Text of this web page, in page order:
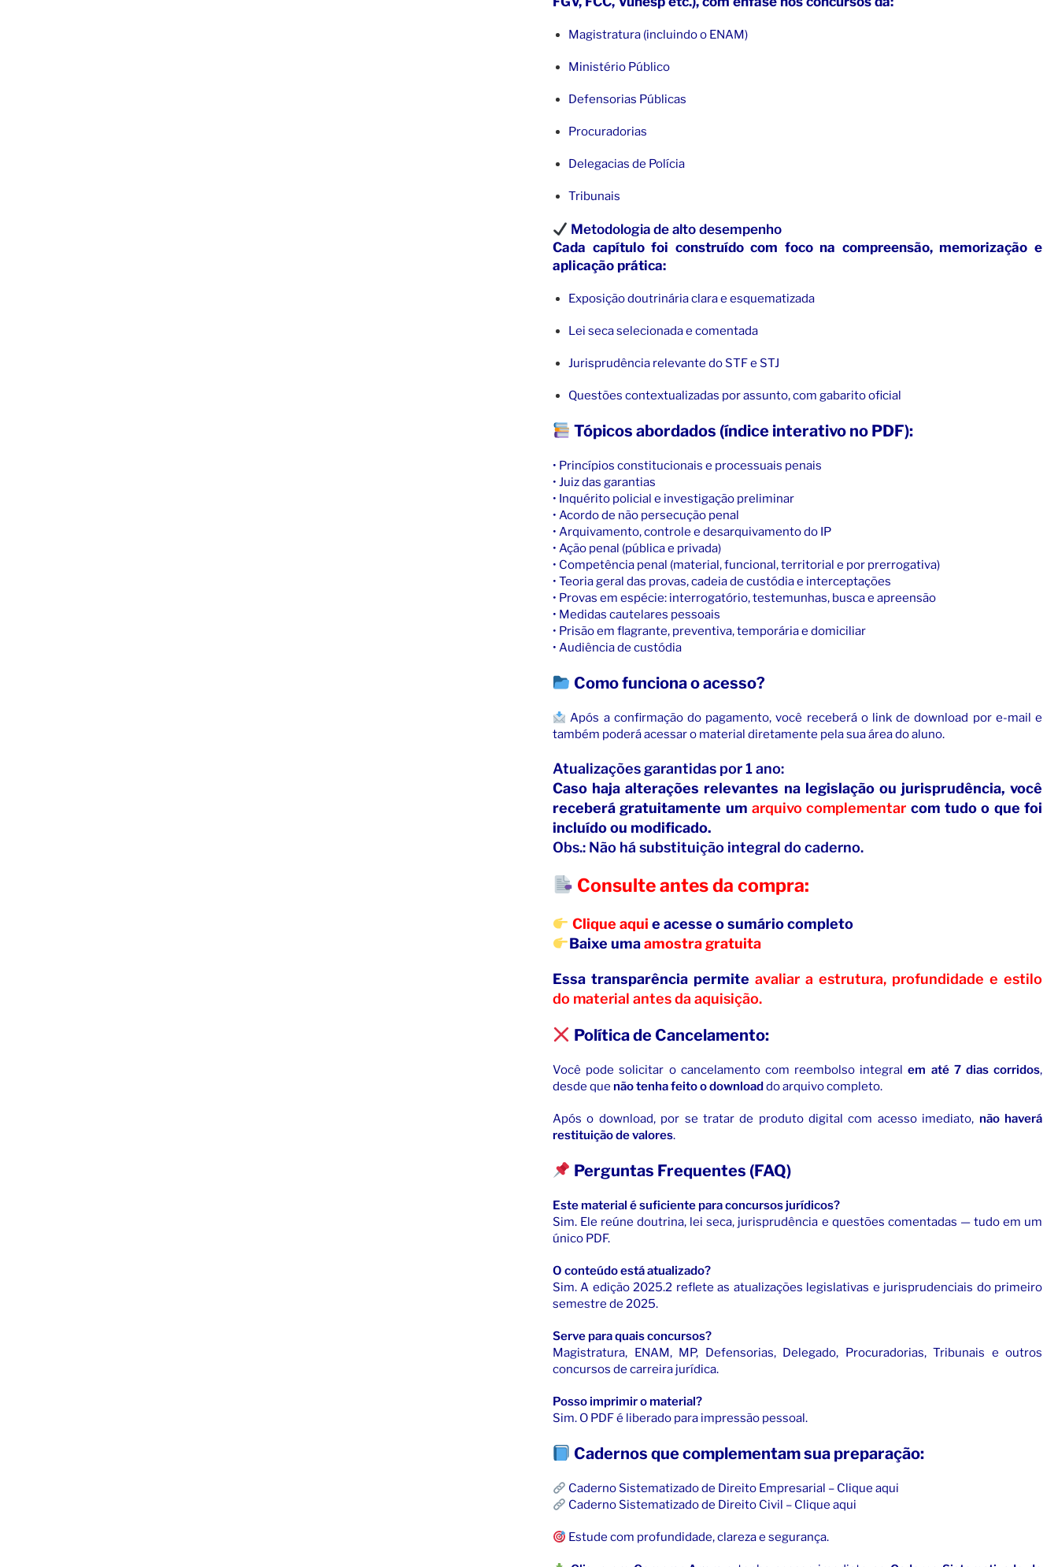
Magistratura (incluindo o ENAM)
Ministério Público
Defensorias Públicas
Procuradorias
Delegacias de Polícia
Tribunais
Metodologia de alto desempenho
Cada capítulo foi construído com foco na compreensão, memorização e
aplicação prática:
Exposição doutrinária clara e esquematizada
Lei seca selecionada e comentada
Jurisprudência relevante do STF e STJ
Questões contextualizadas por assunto, com gabarito oficial
Tópicos abordados (índice interativo no PDF):
• Princípios constitucionais e processuais penais
• Juiz das garantias
• Inquérito policial e investigação preliminar
• Acordo de não persecução penal
• Arquivamento, controle e desarquivamento do IP
• Ação penal (pública e privada)
• Competência penal (material, funcional, territorial e por prerrogativa)
• Teoria geral das provas, cadeia de custódia e interceptações
• Provas em espécie: interrogatório, testemunhas, busca e apreensão
• Medidas cautelares pessoais
• Prisão em flagrante, preventiva, temporária e domiciliar
• Audiência de custódia
Como funciona o acesso?
Após a confirmação do pagamento, você receberá o link de download por e-mail e
também poderá acessar o material diretamente pela sua área do aluno.
Atualizações garantidas por 1 ano:
Caso haja alterações relevantes na legislação ou jurisprudência, você
receberá gratuitamente um arquivo complementar com tudo o que foi
incluído ou modificado.
Obs.: Não há substituição integral do caderno.
Consulte antes da compra:
Clique aqui e acesse o sumário completo
Baixe umaamostra gratuita
Essa transparência permite avaliar a estrutura, profundidade e estilo
do material antes da aquisição.
Política de Cancelamento:
Você pode solicitar o cancelamento com reembolso integralem até 7 dias corridos,
desde que não tenha feito o downloaddo arquivo completo.
Após o download, por se tratar de produto digital com acesso imediato, não haverá
restituição de valores.
Perguntas Frequentes (FAQ)
Este material é suficiente para concursos jurídicos?
Sim. Ele reúne doutrina, lei seca, jurisprudência e questões comentadas — tudo em um
único PDF.
O conteúdo está atualizado?
Sim. A edição 2025.2 reflete as atualizações legislativas e jurisprudenciais do primeiro
semestre de 2025.
Serve para quais concursos?
Magistratura, ENAM, MP, Defensorias, Delegado, Procuradorias, Tribunais e outros
concursos de carreira jurídica.
Posso imprimir o material?
Sim. O PDF é liberado para impressão pessoal.
Cadernos que complementam sua preparação:
Caderno Sistematizado de Direito Empresarial – Clique aqui
Caderno Sistematizado de Direito Civil – Clique aqui
Estude com profundidade, clareza e segurança.